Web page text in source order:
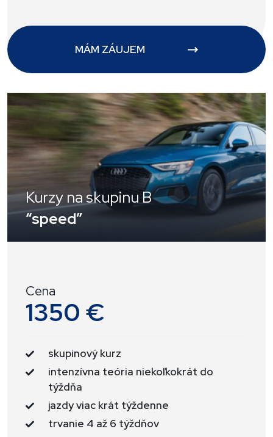
MÁM ZÁUJEM
Kurzy na skupinu B
“speed”
Cena
1350 €
skupinový kurz
intenzívna teória niekoľkokrát do
týždňa
jazdy viac krát týždenne
trvanie 4 až 6 týždňov